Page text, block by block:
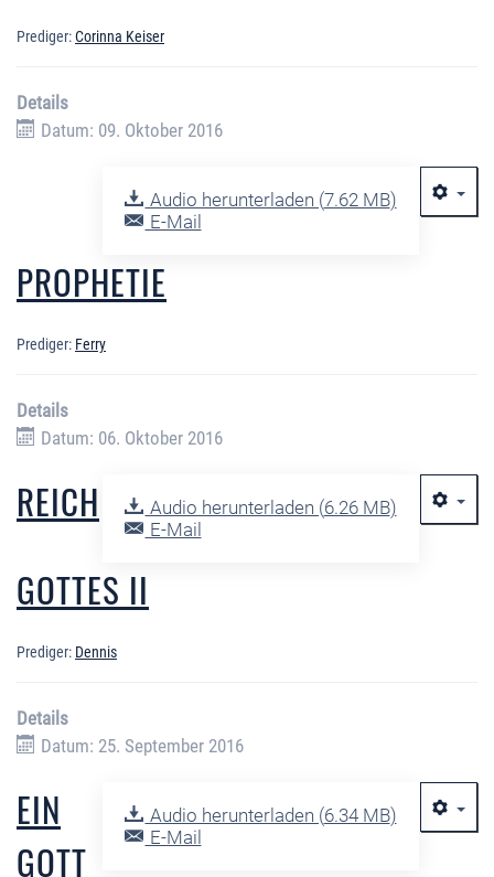
Prediger:Corinna Keiser
Details
Datum: 09. Oktober 2016
Audio herunterladen (7.62 MB)
E-Mail
PROPHETIE
Prediger: Ferry
Details
Datum: 06. Oktober 2016
Audio herunterladen (6.26 MB)
E-Mail
REICH
GOTTES II
Prediger: Dennis
Details
Datum: 25. September 2016
Audio herunterladen (6.34 MB)
E-Mail
EIN
GOTT